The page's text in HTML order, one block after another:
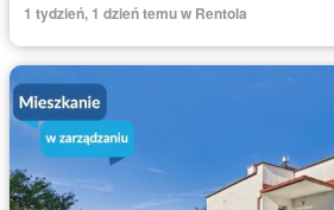
1 tydzień, 1 dzień temu w Rentola